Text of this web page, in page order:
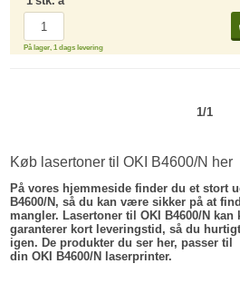
På lager, 1 dags levering
1/1
Køb lasertoner til OKI B4600/N her
På vores hjemmeside finder du et stort
B4600/N, så du kan være sikker på at
mangler. Lasertoner til OKI B4600/N
garanterer kort leveringstid, så du
igen. De produkter du ser her, passer til
din OKI B4600/N laserprinter.